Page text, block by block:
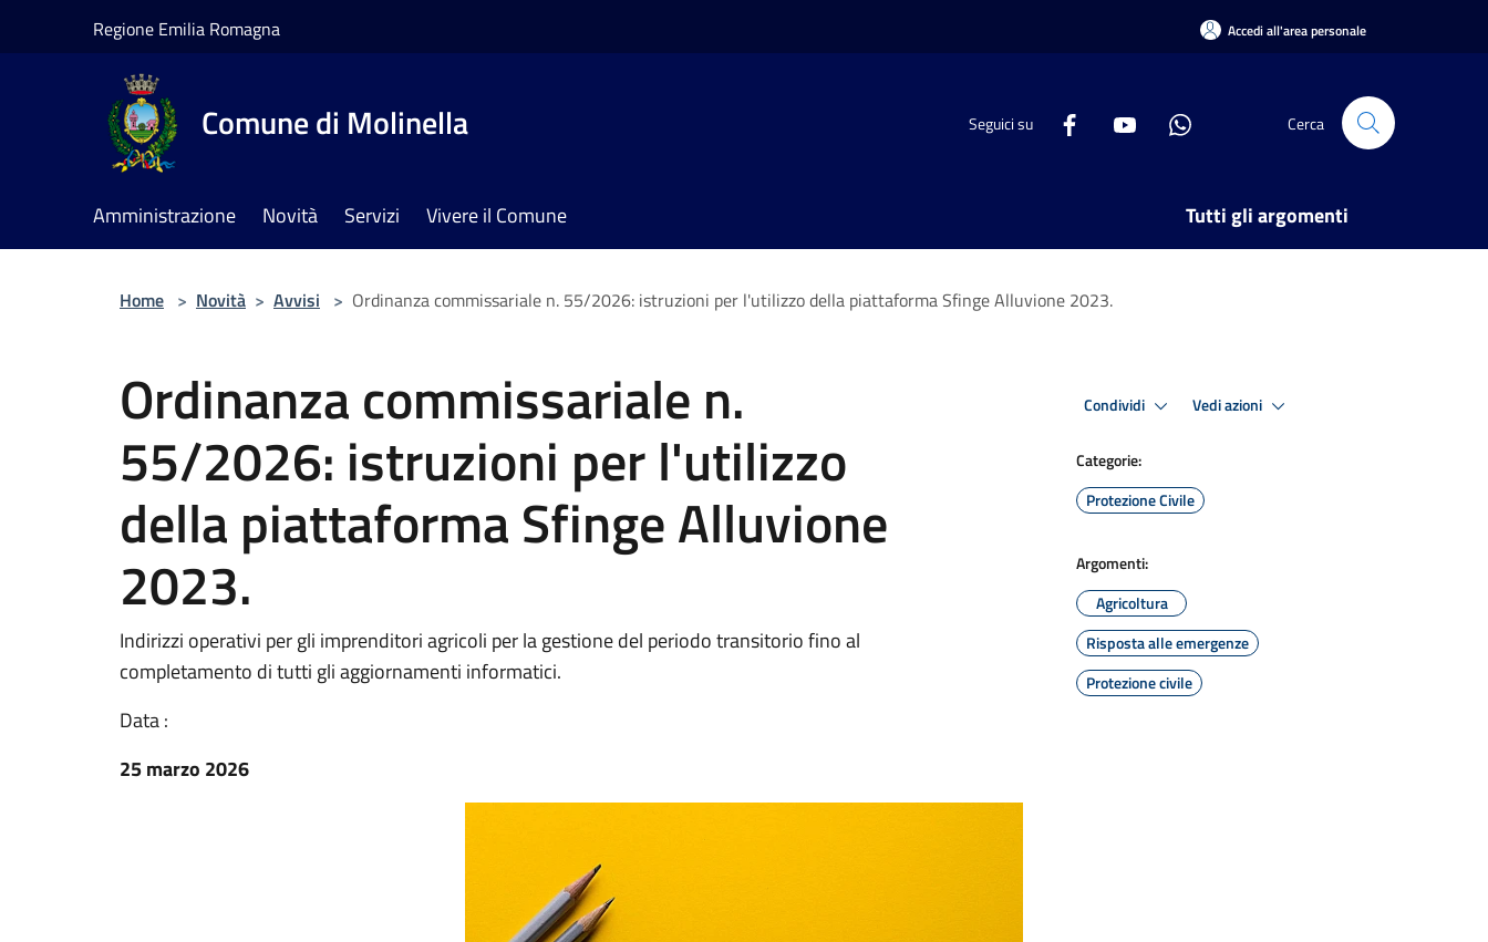
Regione Emilia Romagna Accedi all'area personale
Comune di Molinella Seguici su Cerca
Amministrazione Novità Servizi Vivere il Comune Tutti gli argomenti
Home > Novità > Avvisi > Ordinanza commissariale n. 55/2026: istruzioni per l'utilizzo della piattaforma Sfinge Alluvione 2023.
Ordinanza commissariale n.
55/2026: istruzioni per l'utilizzo
della piattaforma Sfinge Alluvione
2023.
Indirizzi operativi per gli imprenditori agricoli per la gestione del periodo transitorio fino al
completamento di tutti gli aggiornamenti informatici.
Data :
25 marzo 2026
Condividi Vedi azioni
Categorie:
Protezione Civile
Argomenti:
Agricoltura
Risposta alle emergenze
Protezione civile